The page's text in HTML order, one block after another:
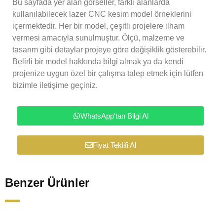
Bu sayfada yer alan görseller, farklı alanlarda
kullanılabilecek lazer CNC kesim model örneklerini
içermektedir. Her bir model, çeşitli projelere ilham
vermesi amacıyla sunulmuştur. Ölçü, malzeme ve
tasarım gibi detaylar projeye göre değişiklik gösterebilir.
Belirli bir model hakkında bilgi almak ya da kendi
projenize uygun özel bir çalışma talep etmek için lütfen
bizimle iletişime geçiniz.
WhatsApp'tan Bilgi Al
Fiyat Teklifi Al
Benzer Ürünler